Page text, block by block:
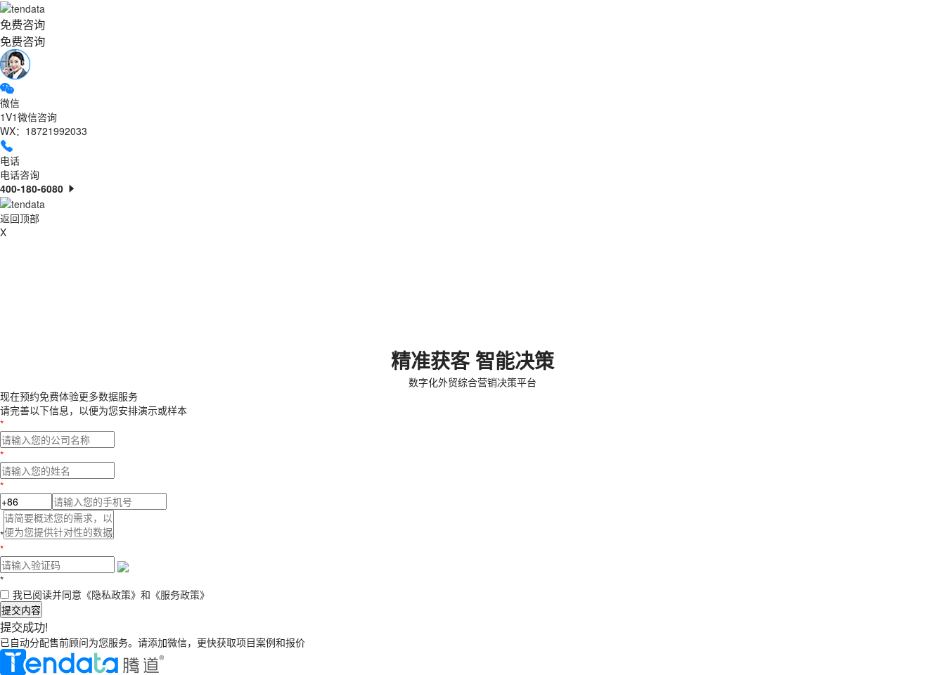
免费咨询
免费咨询
微信
1V1微信咨询
WX：18721992033
电话
电话咨询
400-180-6080
返回顶部
X
精准获客 智能决策
数字化外贸综合营销决策平台
现在预约免费体验更多数据服务
请完善以下信息，以便为您安排演示或样本
*
*
*
*
*
*
我已阅读并同意 《隐私政策》 和 《服务政策》
提交内容
提交成功!
已自动分配售前顾问为您服务。请添加微信，更快获取项目案例和报价